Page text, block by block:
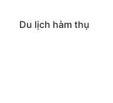
Du lịch hàm thụ